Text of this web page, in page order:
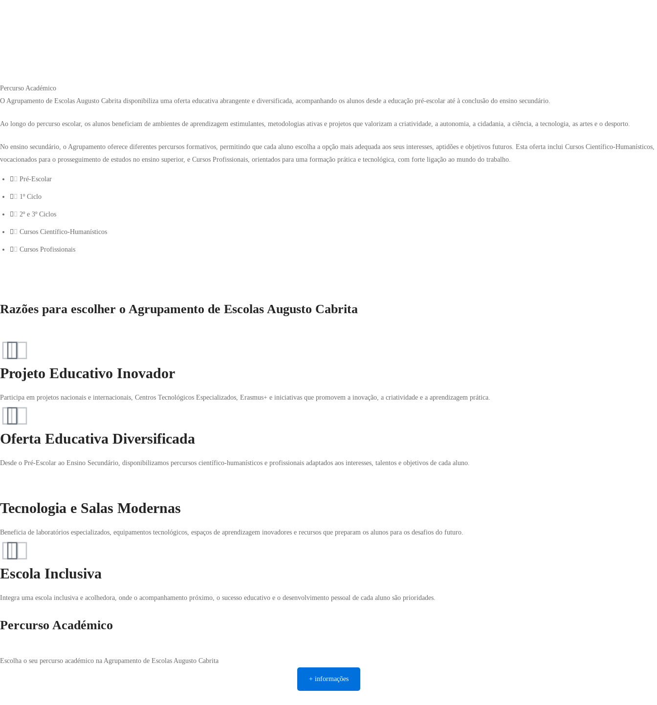
Percurso Académico
O Agrupamento de Escolas Augusto Cabrita disponibiliza uma oferta educativa abrangente e diversificada, acompanhando os alunos desde a educação pré-escolar até à conclusão do ensino secundário.
Ao longo do percurso escolar, os alunos beneficiam de ambientes de aprendizagem estimulantes, metodologias ativas e projetos que valorizam a criatividade, a autonomia, a cidadania, a ciência, a tecnologia, as artes e o desporto.
No ensino secundário, o Agrupamento oferece diferentes percursos formativos, permitindo que cada aluno escolha a opção mais adequada aos seus interesses, aptidões e objetivos futuros. Esta oferta inclui Cursos Científico-Humanísticos,
vocacionados para o prosseguimento de estudos no ensino superior, e Cursos Profissionais, orientados para uma formação prática e tecnológica, com forte ligação ao mundo do trabalho.
Pré-Escolar
1º Ciclo
2º e 3º Ciclos
Cursos Científico-Humanísticos
Cursos Profissionais
Razões para escolher o Agrupamento de Escolas Augusto Cabrita
Projeto Educativo Inovador
Participa em projetos nacionais e internacionais, Centros Tecnológicos Especializados, Erasmus+ e iniciativas que promovem a inovação, a criatividade e a aprendizagem prática.
Oferta Educativa Diversificada
Desde o Pré-Escolar ao Ensino Secundário, disponibilizamos percursos científico-humanísticos e profissionais adaptados aos interesses, talentos e objetivos de cada aluno.
Tecnologia e Salas Modernas
Beneficia de laboratórios especializados, equipamentos tecnológicos, espaços de aprendizagem inovadores e recursos que preparam os alunos para os desafios do futuro.
Escola Inclusiva
Integra uma escola inclusiva e acolhedora, onde o acompanhamento próximo, o sucesso educativo e o desenvolvimento pessoal de cada aluno são prioridades.
Percurso Académico
Escolha o seu percurso académico na Agrupamento de Escolas Augusto Cabrita
+ informações